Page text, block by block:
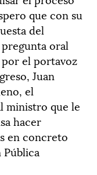
que con su
del
oral
el portavoz
Juan
el
ministro que le
hacer
en concreto